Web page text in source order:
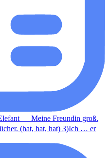
＿ Meine Freundin groß.
(hat, hat, hat) 3)Ich … er